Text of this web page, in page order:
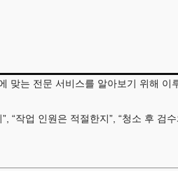
맞는 전문 서비스를 알아보기 위해 이
“작업 인원은 적절한지”, “청소 후 검